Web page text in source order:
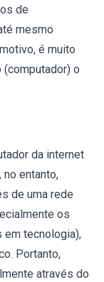
de
mesmo
é muito
o
da internet
entanto,
de uma rede
os
em tecnologia),
Portanto,
através do